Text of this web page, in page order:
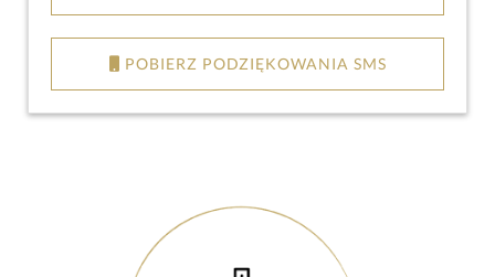
POBIERZ PODZIĘKOWANIA SMS